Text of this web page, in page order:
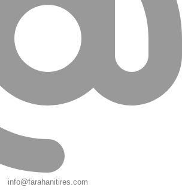
info@farahanitires.com